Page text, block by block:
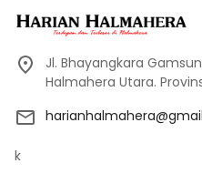
Jl. Bhayangkara
Halmahera Utara.
k